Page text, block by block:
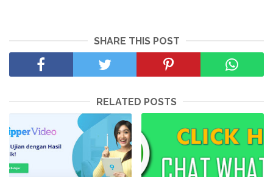
SHARE THIS POST
RELATED POSTS